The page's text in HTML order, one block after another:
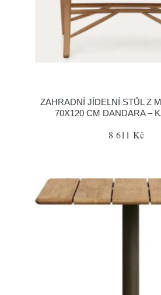
ZAHRADNÍ JÍDELNÍ STŮL Z
70X120 CM DANDARA –
8 611 Kč